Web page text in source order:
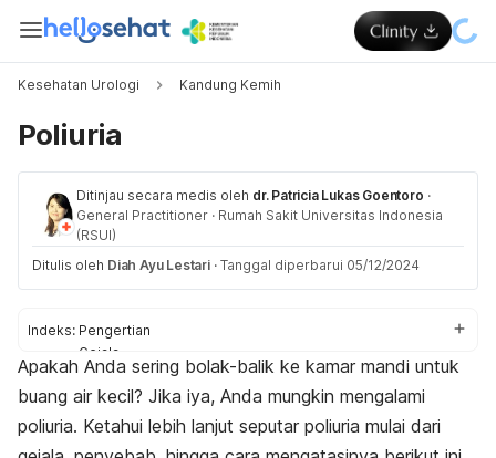
Kesehatan Urologi Kandung Kemih
Poliuria
Ditinjau secara medis oleh dr. Patricia Lukas Goentoro ·
General Practitioner · Rumah Sakit Universitas Indonesia
(RSUI)
Ditulis oleh Diah Ayu Lestari · Tanggal diperbarui 05/12/2024
Indeks: Pengertian
Gejala
Penyebab
Diagnosis
Pengobatan
Apakah Anda sering bolak-balik ke kamar mandi untuk
buang air kecil? Jika iya, Anda mungkin mengalami
poliuria. Ketahui lebih lanjut seputar poliuria mulai dari